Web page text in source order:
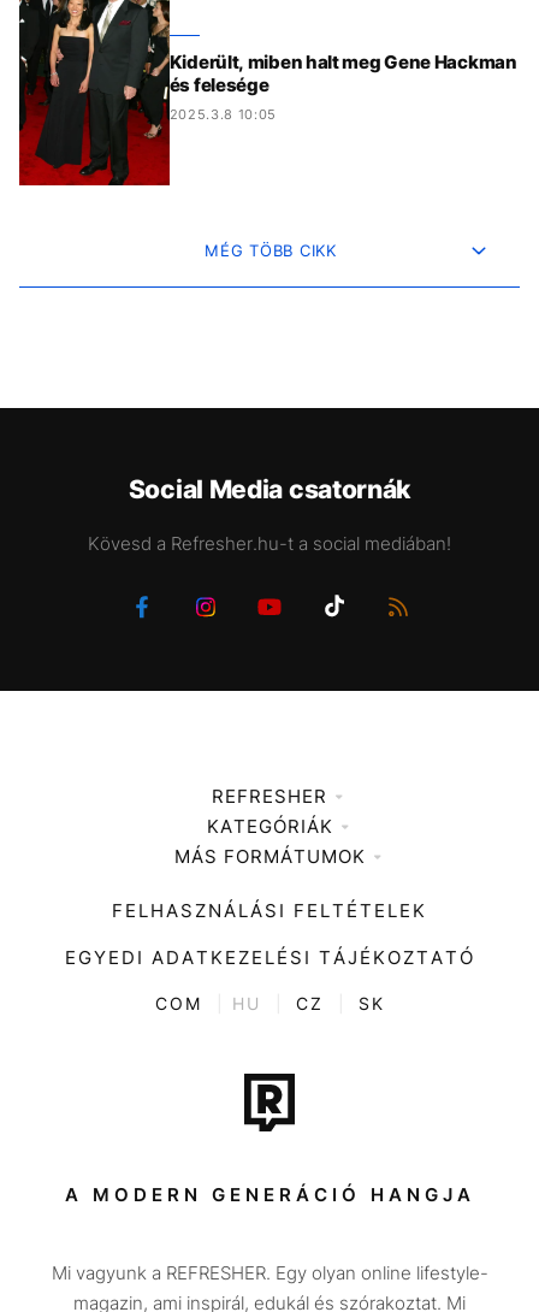
Kiderült, miben halt meg Gene Hackman
és felesége
2025.3.8 10:05
MÉG TÖBB CIKK
Social Media csatornák
Kövesd a Refresher.hu-t a social mediában!
REFRESHER
Médiaajánlat
KATEGÓRIÁK
Zene
Divat
Kultúra
ENTR
Tech-Tudomány
Sport
Társadalom
Utazás
MÁS FORMÁTUMOK
FELHASZNÁLÁSI FELTÉTELEK
EGYEDI ADATKEZELÉSI TÁJÉKOZTATÓ
COM HU CZ SK
A MODERN GENERÁCIÓ HANGJA
Mi vagyunk a REFRESHER. Egy olyan online lifestyle-
magazin, ami inspirál, edukál és szórakoztat. Mi